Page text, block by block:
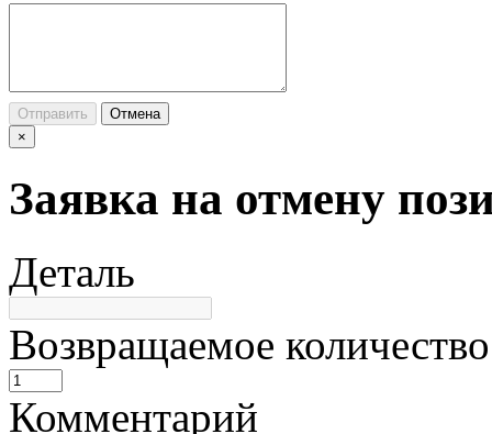
Отправить
Отмена
×
Заявка на отмену
Деталь
Возвращаемое количество
Комментарий